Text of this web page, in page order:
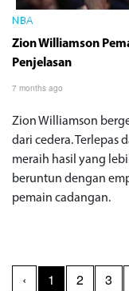
NBA
Zion Williamson
Penjelasan
7 months ago
Zion Williamson
dari cedera. Terlepas
meraih hasil yang
beruntun dengan
pemain cadangan.
‹ 1 2 3